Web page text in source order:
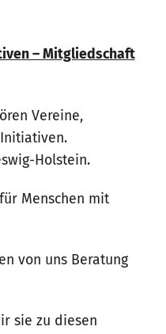
– Mitgliedschaft
Vereine,
Holstein.
Menschen mit
von uns Beratung
sie zu diesen